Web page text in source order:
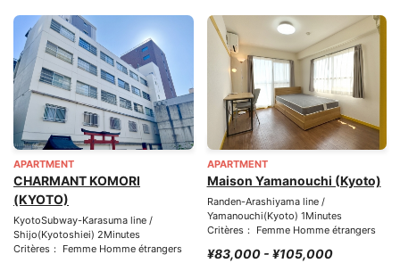
APARTMENT
CHARMANT KOMORI
(KYOTO)
KyotoSubway-Karasuma line /
Shijo(Kyotoshiei) 2Minutes
Critères： Femme Homme étrangers
APARTMENT
Maison Yamanouchi (Kyoto)
Randen-Arashiyama line /
Yamanouchi(Kyoto) 1Minutes
Critères： Femme Homme étrangers
¥83,000 - ¥105,000